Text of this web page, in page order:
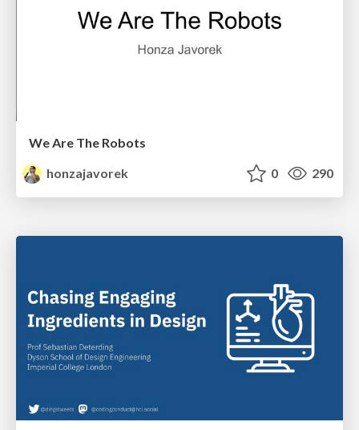
We Are The Robots
honzajavorek
0 290